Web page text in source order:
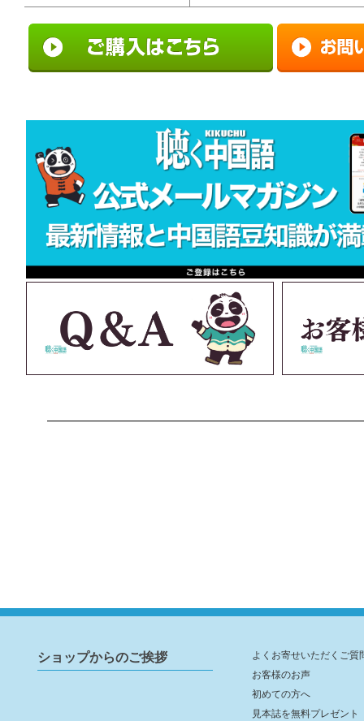
ショップからのご挨拶
よくお寄せいただくご質
お客様のお声
初めての方へ
見本誌を無料プレゼント